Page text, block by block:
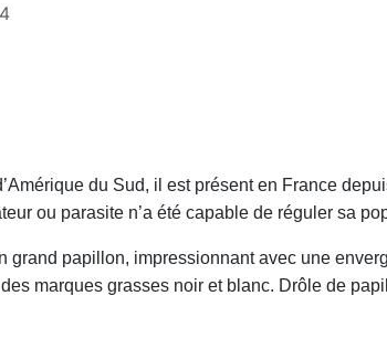
du Sud, il est présent en France
ou parasite n’a été capable de réguler sa
grand papillon, impressionnant avec une
marques grasses noir et blanc. Drôle de